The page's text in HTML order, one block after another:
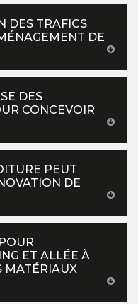
DES TRAFICS
DE
DES
CONCEVOIR
PEUT
DE
ET ALLÉE À
MATÉRIAUX